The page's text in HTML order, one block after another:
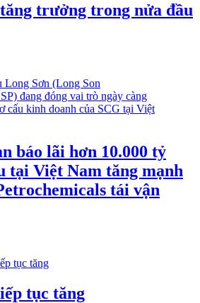
trưởng trong nửa đầu
báo lãi hơn 10.000 tỷ
tại Việt Nam tăng mạnh
tái vận
tục tăng